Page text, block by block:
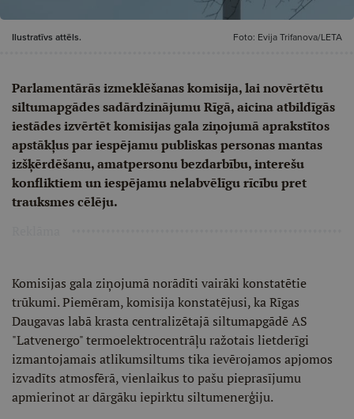
Ilustratīvs attēls. Foto: Evija Trifanova/LETA
Parlamentārās izmeklēšanas komisija, lai novērtētu
siltumapgādes sadārdzinājumu Rīgā, aicina atbildīgās
iestādes izvērtēt komisijas gala ziņojumā aprakstītos
apstākļus par iespējamu publiskas personas mantas
izšķērdēšanu, amatpersonu bezdarbību, interešu
konfliktiem un iespējamu nelabvēlīgu rīcību pret
trauksmes cēlēju.
Komisijas gala ziņojumā norādīti vairāki konstatētie
trūkumi. Piemēram, komisija konstatējusi, ka Rīgas
Daugavas labā krasta centralizētajā siltumapgādē AS
"Latvenergo" termoelektrocentrāļu ražotais lietderīgi
izmantojamais atlikumsiltums tika ievērojamos apjomos
izvadīts atmosfērā, vienlaikus to pašu pieprasījumu
apmierinot ar dārgāku iepirktu siltumenerģiju.